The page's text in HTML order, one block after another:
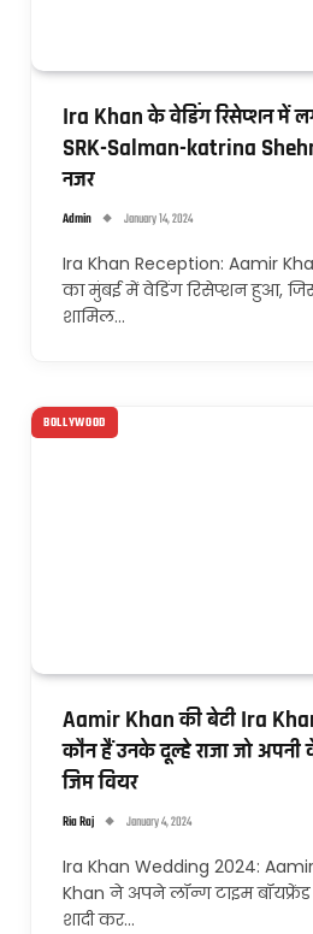
Ira Khan के वेडिंग रिसेप्शन में
SRK-Salman-katrina
नजर
Admin January 14, 2024
Ira Khan Reception: Aamir
का मुंबई में वेडिंग रिसेप्शन हुआ,
शामिल…
BOLLYWOOD
Aamir Khan की बेटी Ira
कौन हैं उनके दूल्हे राजा जो
जिम वियर
Ria Raj January 4, 2024
Ira Khan Wedding 2024:
Khan ने अपने लॉन्ग टाइम
शादी कर…